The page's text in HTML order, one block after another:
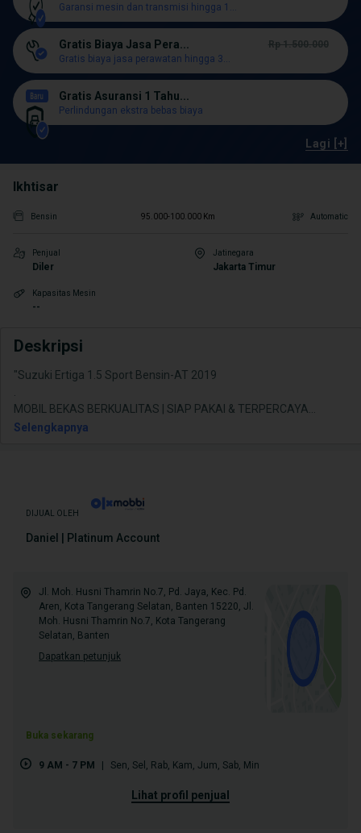
Garansi mesin dan transmisi hingga 1...
Gratis Biaya Jasa Pera...
Rp 1.500.000
Gratis biaya jasa perawatan hingga 3...
Gratis Asuransi 1 Tahu...
Perlindungan ekstra bebas biaya
Lagi [+]
Ikhtisar
Bensin 95.000-100.000 Km Automatic
Penjual
Diler
Jatinegara
Jakarta Timur
Kapasitas Mesin
--
Deskripsi
"Suzuki Ertiga 1.5 Sport Bensin-AT 2019
MOBIL BEKAS BERKUALITAS | SIAP PAKAI & TERPERCAYA
Selengkapnya
DIJUAL OLEH
Daniel | Platinum Account
Jl. Moh. Husni Thamrin No.7, Pd. Jaya, Kec. Pd.
Aren, Kota Tangerang Selatan, Banten 15220, Jl.
Moh. Husni Thamrin No.7, Kota Tangerang
Selatan, Banten
Dapatkan petunjuk
Buka sekarang
9 AM - 7 PM | Sen Sel Rab Kam Jum Sab Min
lihat profil penjual